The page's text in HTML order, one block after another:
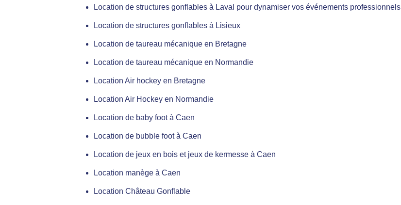
Location de structures gonflables à Laval pour dynamiser vos événements professionnels
Location de structures gonflables à Lisieux
Location de taureau mécanique en Bretagne
Location de taureau mécanique en Normandie
Location Air hockey en Bretagne
Location Air Hockey en Normandie
Location de baby foot à Caen
Location de bubble foot à Caen
Location de jeux en bois et jeux de kermesse à Caen
Location manège à Caen
Location Château Gonflable